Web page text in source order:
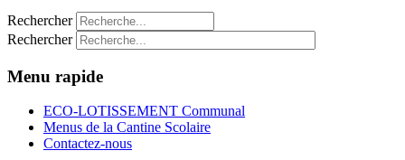
Rechercher
Rechercher
Menu rapide
ECO-LOTISSEMENT Communal
Menus de la Cantine Scolaire
Contactez-nous